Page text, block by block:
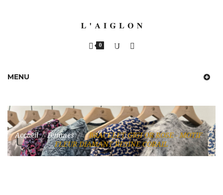
0
MENU
Accueil / Femmes /
BRACELET GIGI OR ROSE - MOTIF
FLEUR DIAMANT RESINE CORAIL